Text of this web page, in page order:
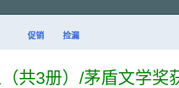
促销 捡漏
共3册）/茅盾文学奖